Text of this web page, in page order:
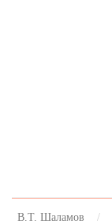
В.Т. Шаламов